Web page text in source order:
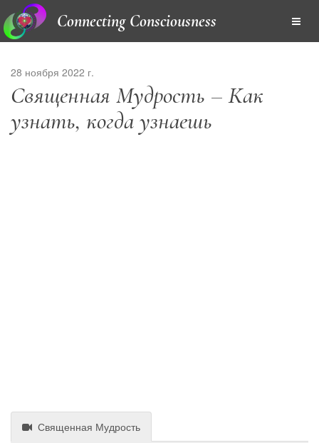
Connecting Consciousness
28 ноября 2022 г.
Священная Мудрость – Как
узнать, когда узнаешь
Священная Мудрость